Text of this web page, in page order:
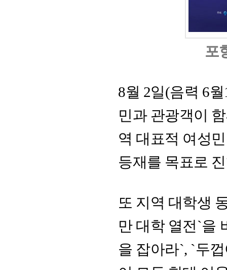
포
8월 2일(음력 6
민과 관광객이
역 대표적 여성
등재를 목표로
또 지역 대학생
만 대학 열전`을
을 잡아라`, `두